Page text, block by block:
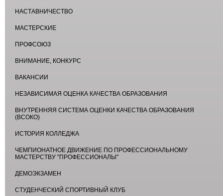
НАСТАВНИЧЕСТВО
МАСТЕРСКИЕ
ПРОФСОЮЗ
ВНИМАНИЕ, КОНКУРС
ВАКАНСИИ
НЕЗАВИСИМАЯ ОЦЕНКА КАЧЕСТВА ОБРАЗОВАНИЯ
ВНУТРЕННЯЯ СИСТЕМА ОЦЕНКИ КАЧЕСТВА ОБРАЗОВАНИЯ
(ВСОКО)
ИСТОРИЯ КОЛЛЕДЖА
ЧЕМПИОНАТНОЕ ДВИЖЕНИЕ ПО ПРОФЕССИОНАЛЬНОМУ
МАСТЕРСТВУ "ПРОФЕССИОНАЛЫ"
ДЕМОЭКЗАМЕН
СТУДЕНЧЕСКИЙ СПОРТИВНЫЙ КЛУБ